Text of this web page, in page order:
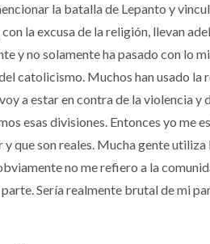
la batalla de Lepanto y
la excusa de la religión, llevan
y no solamente ha pasado con lo
catolicismo. Muchos han usado la
a estar en contra de la violencia y
esas divisiones. Entonces yo me
y que son reales. Mucha gente
no me refiero a la
Sería realmente brutal de mi